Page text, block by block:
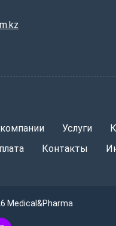
Услуги
Контакты
Medical&Pharma